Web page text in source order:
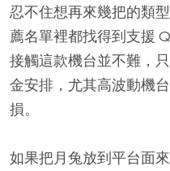
忍不住想再來幾把的類
薦名單裡都找得到支援
接觸這款機台並不難，
金安排，尤其高波動機
損。
如果把月兔放到平台面